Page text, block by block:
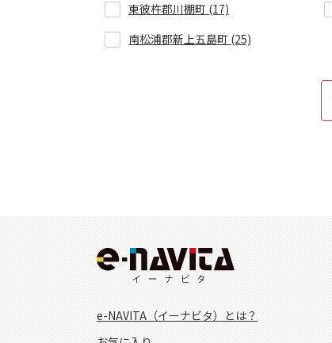
東彼杵郡川棚町 (17)
南松浦郡新上五島町 (25)
e-NAVITA（イーナビタ）とは？